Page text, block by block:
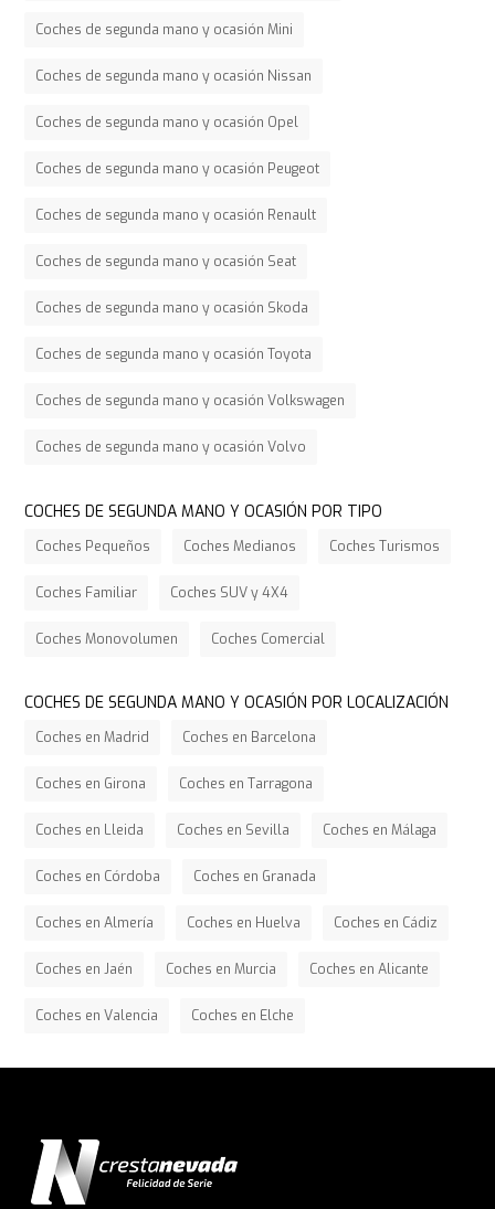
Coches de segunda mano y ocasión Mini
Coches de segunda mano y ocasión Nissan
Coches de segunda mano y ocasión Opel
Coches de segunda mano y ocasión Peugeot
Coches de segunda mano y ocasión Renault
Coches de segunda mano y ocasión Seat
Coches de segunda mano y ocasión Skoda
Coches de segunda mano y ocasión Toyota
Coches de segunda mano y ocasión Volkswagen
Coches de segunda mano y ocasión Volvo
COCHES DE SEGUNDA MANO Y OCASIÓN POR TIPO
Coches Pequeños Coches Medianos Coches Turismos
Coches Familiar Coches SUV y 4X4
Coches Monovolumen Coches Comercial
COCHES DE SEGUNDA MANO Y OCASIÓN POR LOCALIZACIÓN
Coches en Madrid Coches en Barcelona
Coches en Girona Coches en Tarragona
Coches en Lleida Coches en Sevilla Coches en Málaga
Coches en Córdoba Coches en Granada
Coches en Almería Coches en Huelva Coches en Cádiz
Coches en Jaén Coches en Murcia Coches en Alicante
Coches en Valencia Coches en Elche